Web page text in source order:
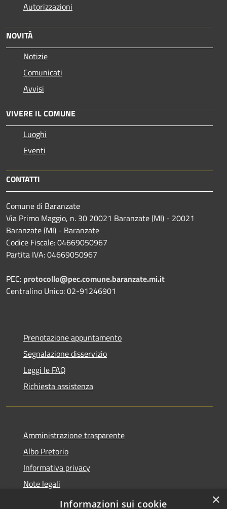
Autorizzazioni
NOVITÀ
Notizie
Comunicati
Avvisi
VIVERE IL COMUNE
Luoghi
Eventi
CONTATTI
Comune di Baranzate
Via Primo Maggio, n. 30 20021 Baranzate (MI) - 20021
Baranzate (MI) - Baranzate
Codice Fiscale: 04669050967
Partita IVA: 04669050967
PEC: protocollo@pec.comune.baranzate.mi.it
Centralino Unico: 02-91246901
Prenotazione appuntamento
Segnalazione disservizio
Leggi le FAQ
Richiesta assistenza
Amministrazione trasparente
Albo Pretorio
Informativa privacy
Note legali
Dichiarazione di accessibilità
×
Informazioni sui cookie